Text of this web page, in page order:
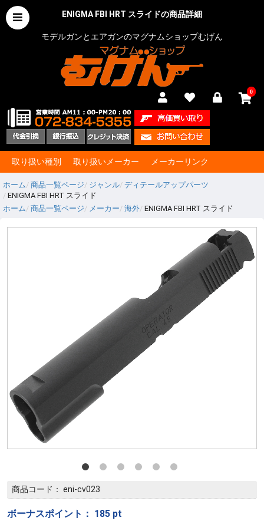
ENIGMA FBI HRT スライドの商品詳細
モデルガンとエアガンのマグナムショップむげん
0
取り扱い種別 取り扱いメーカー メーカーリンク
ホーム 商品一覧ページ ジャンル ディテールアップパーツ
ENIGMA FBI HRT スライド
ホーム 商品一覧ページ メーカー 海外 ENIGMA FBI HRT スライド
商品コード： eni-cv023
ボーナスポイント： 185 pt